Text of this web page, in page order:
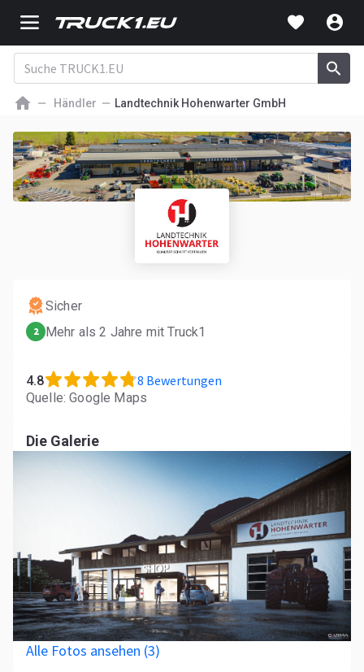
Händler Landtechnik Hohenwarter GmbH
Sicher
2 Mehr als 2 Jahre mit Truck1
4.8 8 Bewertungen
Quelle: Google Maps
Die Galerie
Alle Fotos ansehen (3)